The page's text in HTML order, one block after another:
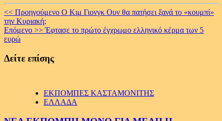
Continue
Reading
<< Προηγούμενο Ο Κιμ Γιονγκ Ουν θα πατήσει ξανά το «κουμπί»
την Κυριακή;
Επόμενο >>Έφτασε το πρώτο έγχρωμο ελληνικό κέρμα των 5
ευρώ
Δείτε επίσης
ΕΚΠΟΜΠΕΣ ΚΑΣΤΑΜΟΝΙΤΗΣ
ΕΛΛΑΔΑ